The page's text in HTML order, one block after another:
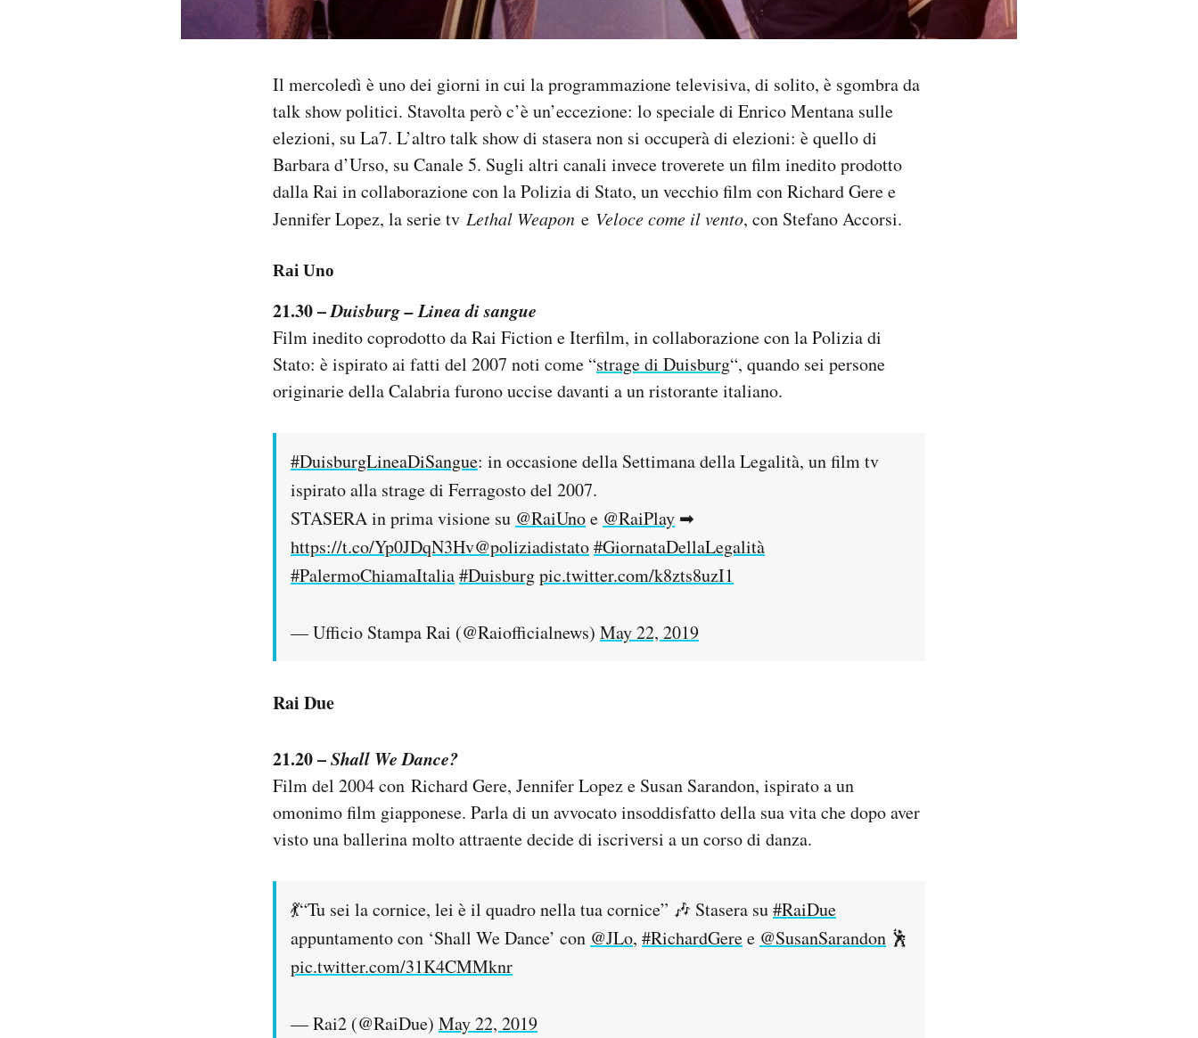
AREA PERSONALE
Il mercoledì è uno dei giorni in cui la programmazione televisiva, di solito, è sgombra da
talk show politici. Stavolta però c’è un’eccezione: lo speciale di Enrico Mentana sulle
elezioni, su La7. L’altro talk show di stasera non si occuperà di elezioni: è quello di
Barbara d’Urso, su Canale 5. Sugli altri canali invece troverete un film inedito prodotto
dalla Rai in collaborazione con la Polizia di Stato, un vecchio film con Richard Gere e
Jennifer Lopez, la serie tv Lethal Weapon e Veloce come il vento, con Stefano Accorsi.
Rai Uno
21.30 –Duisburg – Linea di sangue
Film inedito coprodotto da Rai Fiction e Iterfilm, in collaborazione con la Polizia di
Stato: è ispirato ai fatti del 2007 noti come “strage di Duisburg“, quando sei persone
originarie della Calabria furono uccise davanti a un ristorante italiano.
#DuisburgLineaDiSangue: in occasione della Settimana della Legalità, un film tv
ispirato alla strage di Ferragosto del 2007.
STASERA in prima visione su @RaiUnoe @RaiPlay ➡
https://t.co/Yp0JDqN3Hv@poliziadistato#GiornataDellaLegalità
#PalermoChiamaItalia#Duisburgpic.twitter.com/k8zts8uzI1
— Ufficio Stampa Rai (@Raiofficialnews) May 22, 2019
Rai Due
21.20 –Shall We Dance?
Film del 2004 con Richard Gere, Jennifer Lopez e Susan Sarandon, ispirato a un
omonimo film giapponese. Parla di un avvocato insoddisfatto della sua vita che dopo aver
visto una ballerina molto attraente decide di iscriversi a un corso di danza.
💃“Tu sei la cornice, lei è il quadro nella tua cornice” 🎶 Stasera su#RaiDue
appuntamento con ‘Shall We Dance’ con @JLo, #RichardGeree @SusanSarandon 🕺
pic.twitter.com/31K4CMMknr
— Rai2 (@RaiDue) May 22, 2019